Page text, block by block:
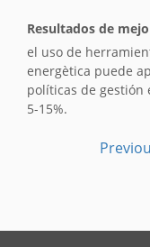
Resultados de
el uso de
energètica puede
políticas de gestión
5-15%.